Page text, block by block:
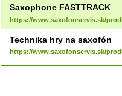
Saxophone FASTTRACK
https://www.saxofonservis.sk/
Technika hry na saxofón
https://www.saxofonservis.sk/